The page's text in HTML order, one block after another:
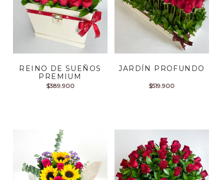
REINO DE SUEÑOS
PREMIUM
$389.900
JARDÍN PROFUNDO
$519.900